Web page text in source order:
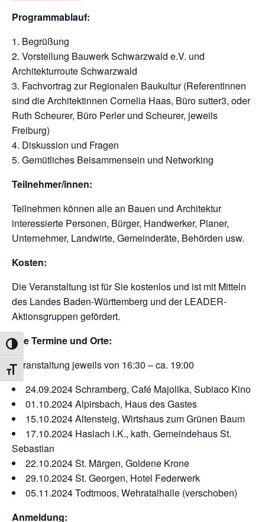
UMSCHALTEN AUF HOHE KONTRASTE
SCHRIFT VERGRÖSSERN
Programmablauf:
Begrüßung
Vorstellung Bauwerk Schwarzwald e.V. und
Architekturroute Schwarzwald
Fachvortrag zur Regionalen Baukultur (Referentinnen
sind die Architektinnen Cornelia Haas, Büro sutter3, oder
Ruth Scheurer, Büro Perler und Scheurer, jeweils
Freiburg)
Diskussion und Fragen
Gemütliches Beisammensein und Networking
Teilnehmer/innen:
Teilnehmen können alle an Bauen und Architektur
interessierte Personen, Bürger, Handwerker, Planer,
Unternehmer, Landwirte, Gemeinderäte, Behörden usw.
Kosten:
Die Veranstaltung ist für Sie kostenlos und ist mit Mitteln
des Landes Baden-Württemberg und der LEADER-
Aktionsgruppen gefördert.
Alle Termine und Orte:
Veranstaltung jeweils von 16:30 – ca. 19:00
24.09.2024 Schramberg, Café Majolika, Subiaco Kino
01.10.2024 Alpirsbach, Haus des Gastes
15.10.2024 Altensteig, Wirtshaus zum Grünen Baum
17.10.2024 Haslach i.K., kath. Gemeindehaus St.
Sebastian
22.10.2024 St. Märgen, Goldene Krone
29.10.2024 St. Georgen, Hotel Federwerk
05.11.2024 Todtmoos, Wehratalhalle (verschoben)
Anmeldung: